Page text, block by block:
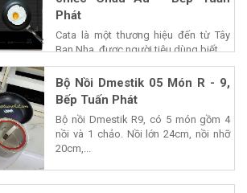
Phát
Cata là một thương hiệu đến từ Tây
Ban Nha, được người tiêu dùng biết...
Bộ Nồi Dmestik 05 Món R - 9,
Bếp Tuấn Phát
Bộ nồi Dmestik R9, có 5 món gồm 4
nồi và 1 chảo. Nồi lớn 24cm, nồi nhỡ
20cm,...